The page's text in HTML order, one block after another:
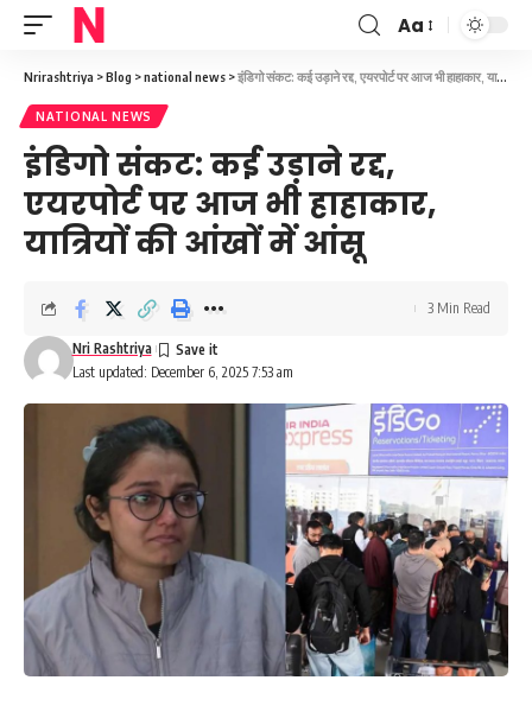
Font
Resizer
Aa
Nrirashtriya >Blog >national news >इंडिगो संकट: कई उड़ाने रद्द, एयरपोर्ट पर आज भी हाहाकार, यात्रियों की आंखों में आंसू
NATIONAL NEWS
इंडिगो संकट: कई उड़ाने रद्द,
एयरपोर्ट पर आज भी हाहाकार,
यात्रियों की आंखों में आंसू
Last updated: December 6, 2025 7:53 am
Nri Rashtriya
3 Min Read